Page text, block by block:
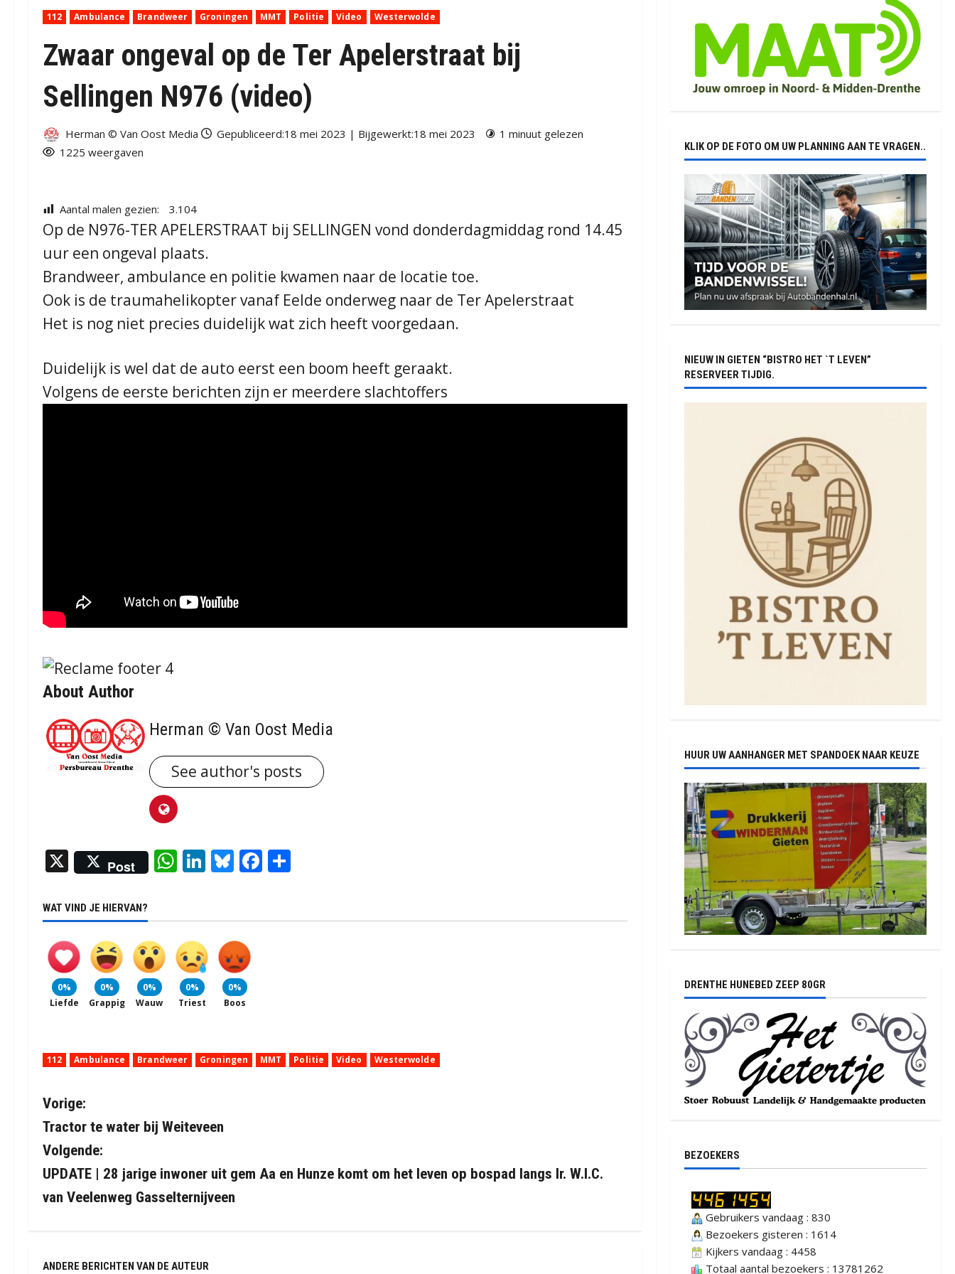
112 Ambulance Brandweer Groningen MMT Politie Video Westerwolde
Zwaar ongeval op de Ter Apelerstraat bij
Sellingen N976 (video)
Herman © Van Oost Media Gepubliceerd:18 mei 2023 | Bijgewerkt:18 mei 2023
1 minuut gelezen
1225 weergaven
Aantal malen gezien: 3.104
Op de N976-TER APELERSTRAAT bij SELLINGEN vond donderdagmiddag rond 14.45
uur een ongeval plaats.
Brandweer, ambulance en politie kwamen naar de locatie toe.
Ook is de traumahelikopter vanaf Eelde onderweg naar de Ter Apelerstraat
Het is nog niet precies duidelijk wat zich heeft voorgedaan.
Duidelijk is wel dat de auto eerst een boom heeft geraakt.
Volgens de eerste berichten zijn er meerdere slachtoffers
About Author
Herman © Van Oost Media
See author's posts
X Post WhatsApp
LinkedIn
Bluesky
Facebook
WAT VIND JE HIERVAN?
0%
Liefde
0%
Grappig
0%
Wauw
0%
Triest
0%
Boos
112 Ambulance Brandweer Groningen MMT Politie Video Westerwolde
B
e
r
i
Vorige:
Tractor te water bij Weiteveen
Volgende:
UPDATE | 28 jarige inwoner uit gem Aa en Hunze komt om het leven op bospad langs Ir. W.I.C.
van Veelenweg Gasselternijveen
ANDERE BERICHTEN VAN DE AUTEUR
KLIK OP DE FOTO OM UW PLANNING AAN TE VRAGEN..
NIEUW IN GIETEN “BISTRO HET `T LEVEN”
RESERVEER TIJDIG.
HUUR UW AANHANGER MET SPANDOEK NAAR KEUZE
DRENTHE HUNEBED ZEEP 80GR
BEZOEKERS
Gebruikers vandaag : 830
Bezoekers gisteren : 1614
Kijkers vandaag : 4458
Totaal aantal bezoekers : 13781262